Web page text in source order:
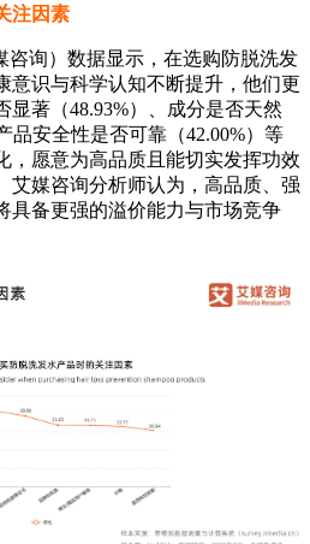
势
行业标准逐步落地，中国防脱洗
序的方向发展。与此同时，脱发问
求变化叠加行业规范的健全，促使
理成为未来竞争焦点。在此趋势
入消费者日常护理流程，成为基础